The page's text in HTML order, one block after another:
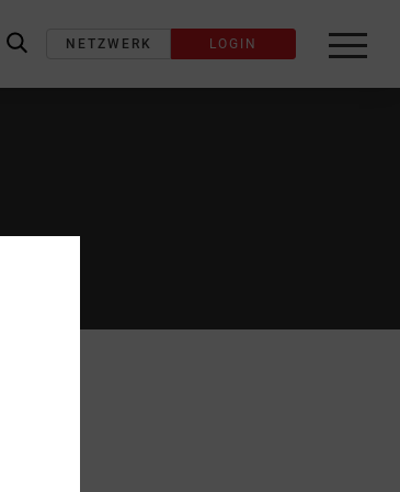
label_search
NETZWERK LOGIN